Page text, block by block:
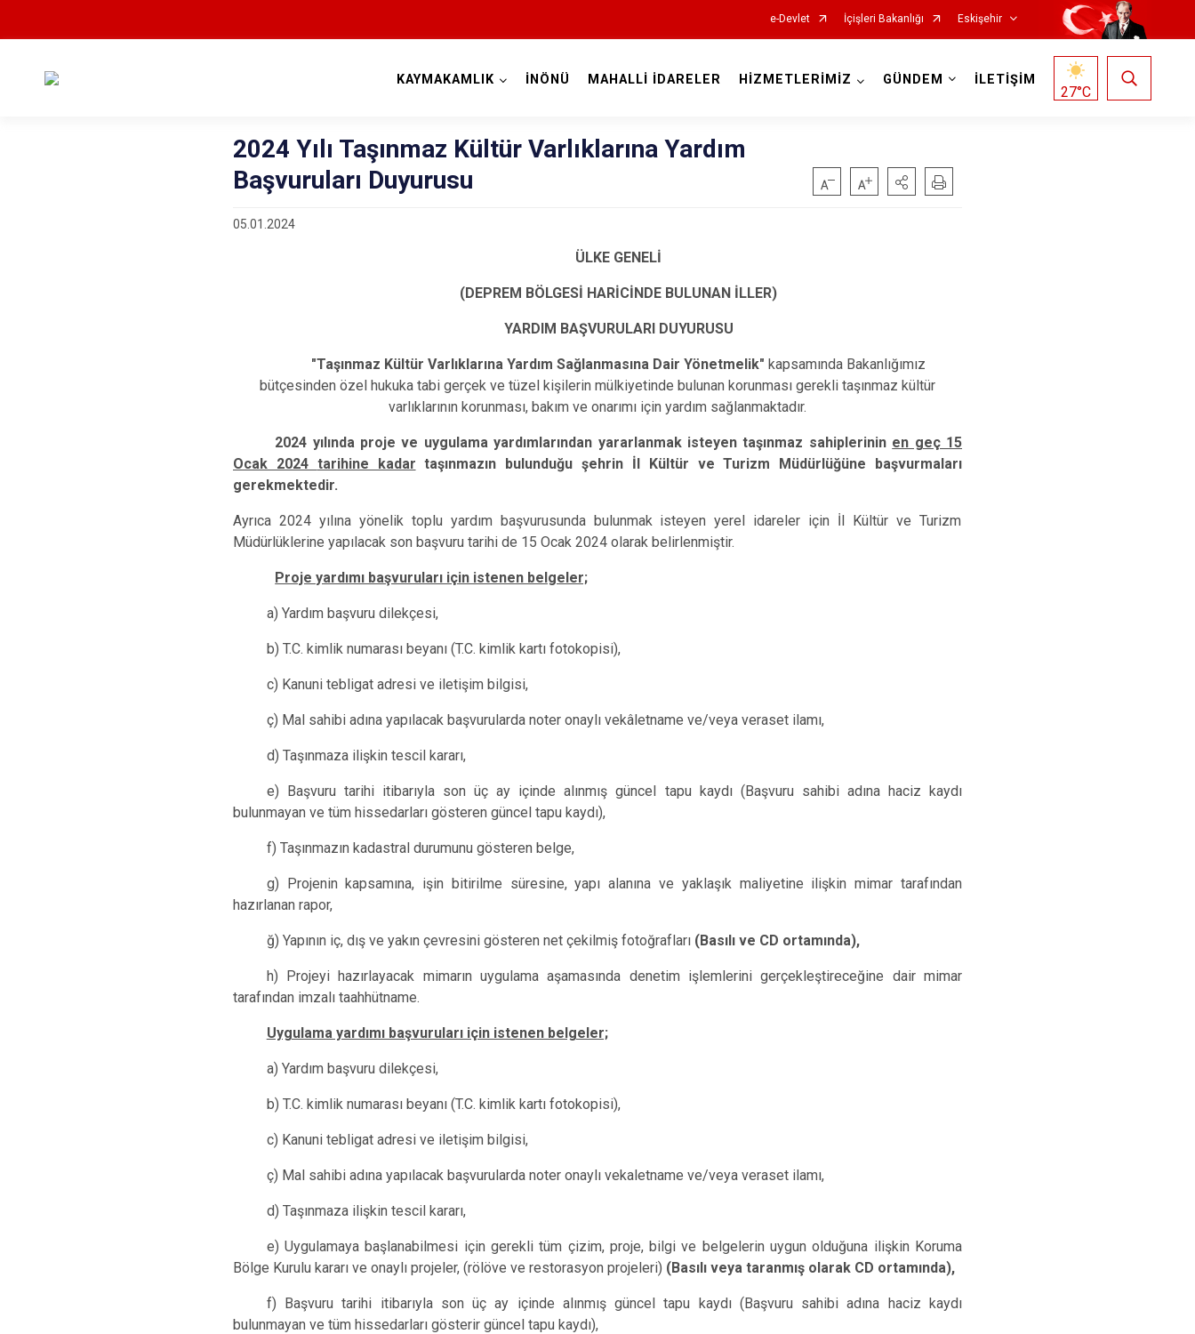
e-Devlet İçişleri Bakanlığı Eskişehir
Günyüzü
Han
Mahmudiye
Tepebaşı
KAYMAKAMLIK İNÖNÜ MAHALLİ İDARELER HİZMETLERİMİZ GÜNDEM İLETİŞİM
27°C
2024 Yılı Taşınmaz Kültür Varlıklarına Yardım
Başvuruları Duyurusu
05.01.2024
ÜLKE GENELİ
(DEPREM BÖLGESİ HARİCİNDE BULUNAN İLLER)
YARDIM BAŞVURULARI DUYURUSU
"Taşınmaz Kültür Varlıklarına Yardım Sağlanmasına Dair Yönetmelik" kapsamında Bakanlığımız
bütçesinden özel hukuka tabi gerçek ve tüzel kişilerin mülkiyetinde bulunan korunması gerekli taşınmaz kültür
varlıklarının korunması, bakım ve onarımı için yardım sağlanmaktadır.
2024 yılında proje ve uygulama yardımlarından yararlanmak isteyen taşınmaz sahiplerinin en geç 15
Ocak 2024 tarihine kadar taşınmazın bulunduğu şehrin İl Kültür ve Turizm Müdürlüğüne başvurmaları
gerekmektedir.
Ayrıca 2024 yılına yönelik toplu yardım başvurusunda bulunmak isteyen yerel idareler için İl Kültür ve Turizm
Müdürlüklerine yapılacak son başvuru tarihi de 15 Ocak 2024 olarak belirlenmiştir.
Proje yardımı başvuruları için istenen belgeler;
a) Yardım başvuru dilekçesi,
b) T.C. kimlik numarası beyanı (T.C. kimlik kartı fotokopisi),
c) Kanuni tebligat adresi ve iletişim bilgisi,
ç) Mal sahibi adına yapılacak başvurularda noter onaylı vekâletname ve/veya veraset ilamı,
d) Taşınmaza ilişkin tescil kararı,
e) Başvuru tarihi itibarıyla son üç ay içinde alınmış güncel tapu kaydı (Başvuru sahibi adına haciz kaydı
bulunmayan ve tüm hissedarları gösteren güncel tapu kaydı),
f) Taşınmazın kadastral durumunu gösteren belge,
g) Projenin kapsamına, işin bitirilme süresine, yapı alanına ve yaklaşık maliyetine ilişkin mimar tarafından
hazırlanan rapor,
ğ) Yapının iç, dış ve yakın çevresini gösteren net çekilmiş fotoğrafları (Basılı ve CD ortamında),
h) Projeyi hazırlayacak mimarın uygulama aşamasında denetim işlemlerini gerçekleştireceğine dair mimar
tarafından imzalı taahhütname.
Uygulama yardımı başvuruları için istenen belgeler;
a) Yardım başvuru dilekçesi,
b) T.C. kimlik numarası beyanı (T.C. kimlik kartı fotokopisi),
c) Kanuni tebligat adresi ve iletişim bilgisi,
ç) Mal sahibi adına yapılacak başvurularda noter onaylı vekaletname ve/veya veraset ilamı,
d) Taşınmaza ilişkin tescil kararı,
e) Uygulamaya başlanabilmesi için gerekli tüm çizim, proje, bilgi ve belgelerin uygun olduğuna ilişkin Koruma
Bölge Kurulu kararı ve onaylı projeler, (rölöve ve restorasyon projeleri) (Basılı veya taranmış olarak CD ortamında),
f) Başvuru tarihi itibarıyla son üç ay içinde alınmış güncel tapu kaydı (Başvuru sahibi adına haciz kaydı
bulunmayan ve tüm hissedarları gösterir güncel tapu kaydı),